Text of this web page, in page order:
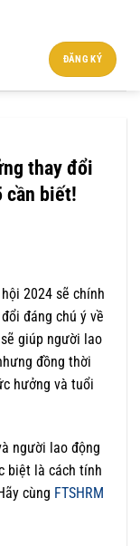
ĐĂNG KÝ
thay đổi
cần biết!
2024 sẽ chính
đáng chú ý về
giúp người lao
đồng thời
hưởng và tuổi
người lao động
biệt là cách tính
cùng FTSHRM